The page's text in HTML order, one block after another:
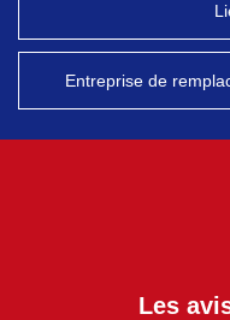
Entreprise de
Les